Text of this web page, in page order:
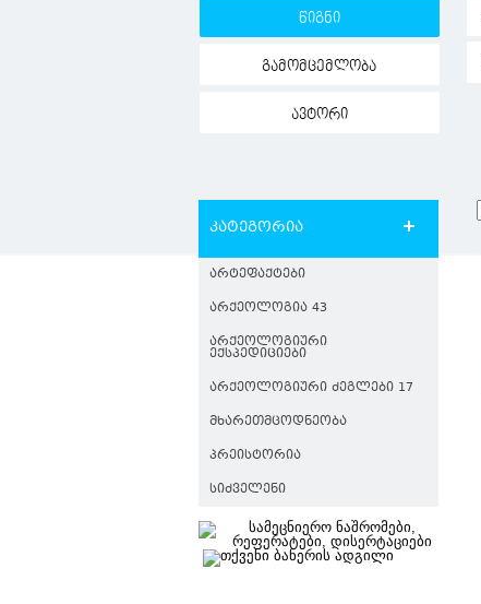
წიგნი
გამომცემლობა
ავტორი
კატეგორია
ᲐᲠᲢᲔᲤᲐᲥᲢᲔᲑᲘ
ᲐᲠᲥᲔᲝᲚᲝᲒᲘᲐ 43
ᲐᲠᲥᲔᲝᲚᲝᲒᲘᲣᲠᲘ
ᲔᲥᲡᲞᲔᲓᲘᲪᲘᲔᲑᲘ
ᲐᲠᲥᲔᲝᲚᲝᲒᲘᲣᲠᲘ ᲫᲔᲒᲚᲔᲑᲘ 17
ᲛᲮᲐᲠᲔᲗᲛᲪᲝᲓᲜᲔᲝᲑᲐ
ᲞᲠᲔᲘᲡᲢᲝᲠᲘᲐ
ᲡᲘᲫᲕᲔᲚᲔᲜᲘ